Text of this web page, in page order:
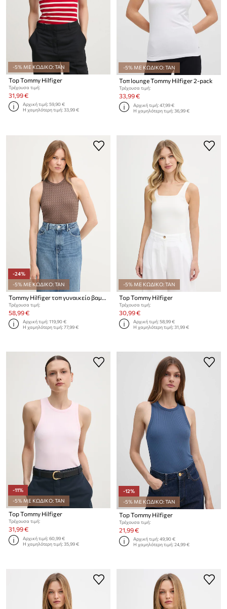
-5% ΜΕ ΚΩΔΙΚΟ: TAN
Top Tommy Hilfiger
Τρέχουσα τιμή:
31,99 €
Αρχική τιμή:59,90 €
Η χαμηλότερη τιμή:33,99 €
-5% ΜΕ ΚΩΔΙΚΟ: TAN
Τοπ lounge Tommy Hilfiger 2-pack
Τρέχουσα τιμή:
33,99 €
Αρχική τιμή:47,99 €
Η χαμηλότερη τιμή:36,99 €
-24%
-5% ΜΕ ΚΩΔΙΚΟ: TAN
Τρέχουσα τιμή:
58,99 €
Αρχική τιμή:119,90 €
Η χαμηλότερη τιμή:77,99 €
-5% ΜΕ ΚΩΔΙΚΟ: TAN
Top Tommy Hilfiger
Τρέχουσα τιμή:
30,99 €
Αρχική τιμή:58,99 €
Η χαμηλότερη τιμή:31,99 €
-11%
-5% ΜΕ ΚΩΔΙΚΟ: TAN
Top Tommy Hilfiger
Τρέχουσα τιμή:
31,99 €
Αρχική τιμή:60,99 €
Η χαμηλότερη τιμή:35,99 €
-12%
-5% ΜΕ ΚΩΔΙΚΟ: TAN
Top Tommy Hilfiger
Τρέχουσα τιμή:
21,99 €
Αρχική τιμή:49,90 €
Η χαμηλότερη τιμή:24,99 €